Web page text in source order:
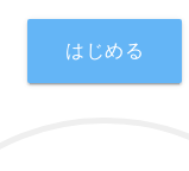
はじめる